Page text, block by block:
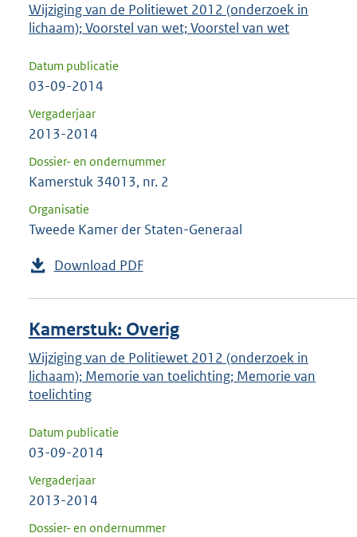
Wijziging van de Politiewet 2012 (onderzoek in
lichaam); Voorstel van wet; Voorstel van wet
Datum publicatie
03-09-2014
Vergaderjaar
2013-2014
Dossier- en ondernummer
Kamerstuk 34013, nr. 2
Organisatie
Tweede Kamer der Staten-Generaal
Download PDF
Kamerstuk: Overig
Wijziging van de Politiewet 2012 (onderzoek in
lichaam); Memorie van toelichting; Memorie van
toelichting
Datum publicatie
03-09-2014
Vergaderjaar
2013-2014
Dossier- en ondernummer